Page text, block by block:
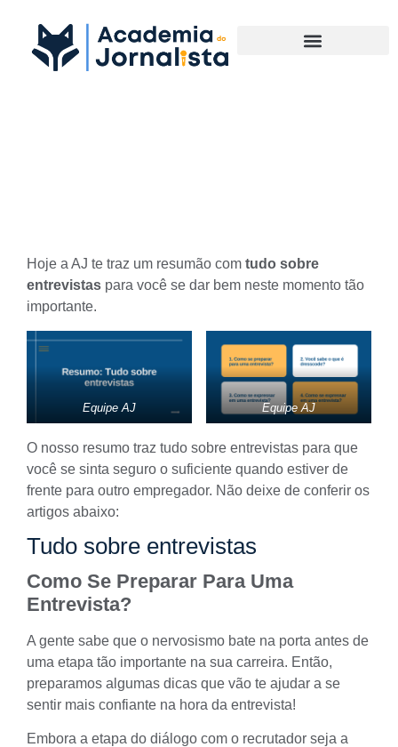
Hoje a AJ te traz um resumão com tudo sobre
entrevistas para você se dar bem neste momento tão
importante.
Equipe AJ Equipe AJ
O nosso resumo traz tudo sobre entrevistas para que
você se sinta seguro o suficiente quando estiver de
frente para outro empregador. Não deixe de conferir os
artigos abaixo:
Tudo sobre entrevistas
Como Se Preparar Para Uma
Entrevista?
A gente sabe que o nervosismo bate na porta antes de
uma etapa tão importante na sua carreira. Então,
preparamos algumas dicas que vão te ajudar a se
sentir mais confiante na hora da entrevista!
Embora a etapa do diálogo com o recrutador seja a